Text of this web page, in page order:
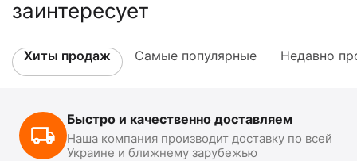
заинтересует
Хиты продаж Самые популярные Недавно
Быстро и качественно доставляем
Наша компания производит доставку по всей
Украине и ближнему зарубежью